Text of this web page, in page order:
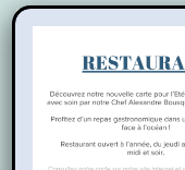
Wifi
Room service